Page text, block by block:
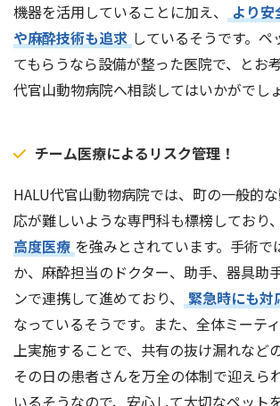
機器を活用していることに加え、
より
や麻酔技術も追求 しているそうです。
てもらうなら設備が整った医院で、とお
代官山動物病院へ相談してはいかがでし
チーム医療によるリスク管理！
HALU代官山動物病院では、町の一般的
応が難しいような専門科も標榜しており、
高度医療 を強みとされています。手術で
か、麻酔担当のドクター、助手、器具助
ンで連携して進めており、
緊急時にも対
なっているそうです。また、全体ミーテ
上実施することで、共有の抜け漏れなど
その日の患者さんを万全の体制で迎えら
いるそうなので、安心して大切なペット